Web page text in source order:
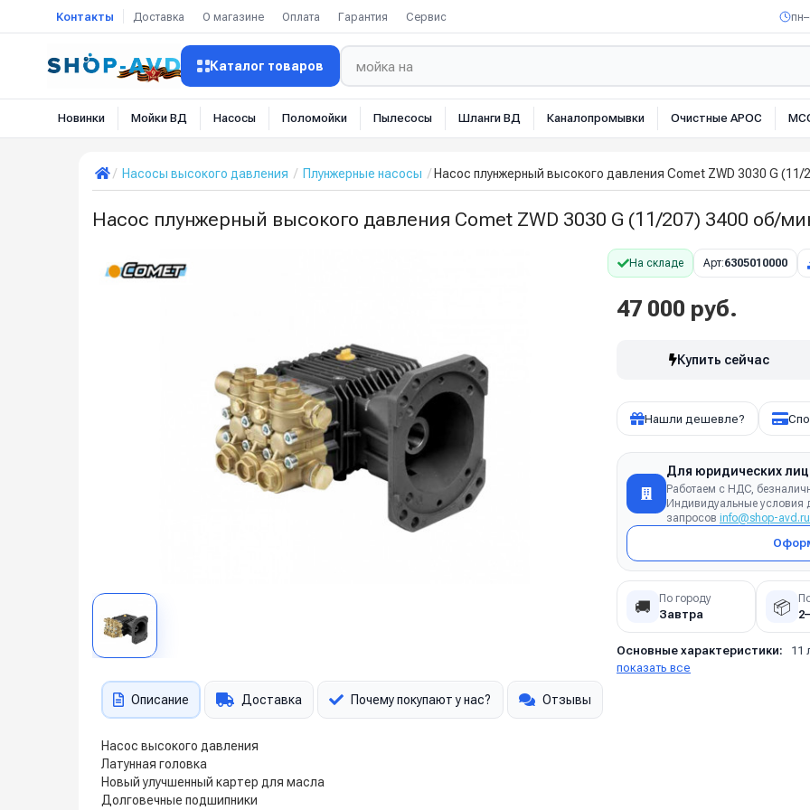
Контакты Доставка О магазине Оплата Гарантия Сервис
Каталог товаров
Новинки Мойки ВД Насосы Поломойки Пылесосы Шланги ВД Каналопромывки Очистные АРОС
Насосы высокого давления Плунжерные насосы Насос плунжерный высокого давления Comet ZWD 3030 G (11/
Насос плунжерный высокого давления Comet ZWD 3030 G (11/207) 3400 об/
На складе Арт:6305010000
47 000 руб.
Купить сейчас
Нашли дешевле?
Для юридических лиц
Работаем с НДС,
Индивидуальные условия
запросов info@shop-avd.ru
🚚 По городу
Завтра 📦
Основные характеристики:
11
показать все
Описание Доставка Почему покупают у нас? Отзывы
Насос высокого давления
Латунная головка
Новый улучшенный картер для масла
Долговечные подшипники